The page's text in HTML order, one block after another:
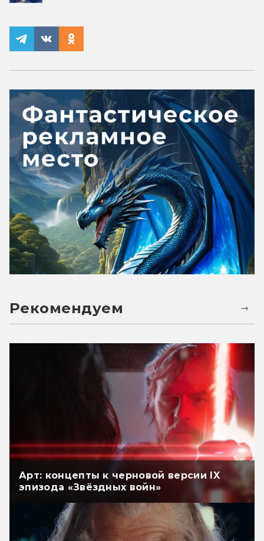
Рекомендуем
Арт: концепты к черновой версии IX
эпизода «Звёздных войн»